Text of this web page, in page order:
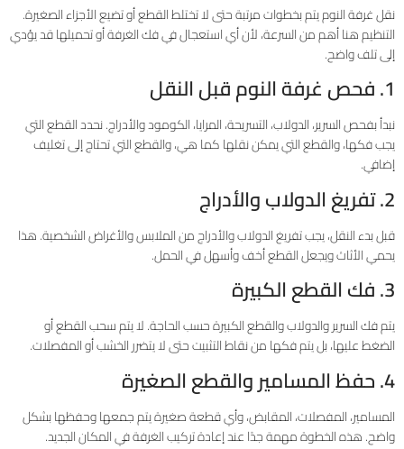
نقل غرفة النوم يتم بخطوات مرتبة حتى لا تختلط القطع أو تضيع الأجزاء الصغيرة.
التنظيم هنا أهم من السرعة، لأن أي استعجال في فك الغرفة أو تحميلها قد يؤدي
إلى تلف واضح.
1. فحص غرفة النوم قبل النقل
نبدأ بفحص السرير، الدولاب، التسريحة، المرايا، الكومود والأدراج. نحدد القطع التي
يجب فكها، والقطع التي يمكن نقلها كما هي، والقطع التي تحتاج إلى تغليف
إضافي.
2. تفريغ الدولاب والأدراج
قبل بدء النقل، يجب تفريغ الدولاب والأدراج من الملابس والأغراض الشخصية. هذا
يحمي الأثاث ويجعل القطع أخف وأسهل في الحمل.
3. فك القطع الكبيرة
يتم فك السرير والدولاب والقطع الكبيرة حسب الحاجة. لا يتم سحب القطع أو
الضغط عليها، بل يتم فكها من نقاط التثبيت حتى لا يتضرر الخشب أو المفصلات.
4. حفظ المسامير والقطع الصغيرة
المسامير، المفصلات، المقابض، وأي قطعة صغيرة يتم جمعها وحفظها بشكل
واضح. هذه الخطوة مهمة جدًا عند إعادة تركيب الغرفة في المكان الجديد.